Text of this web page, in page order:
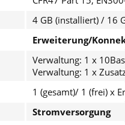
4 GB (installiert) / 16
Erweiterung/
Verwaltung: 1 x
Verwaltung: 1 x
1 (gesamt)/ 1 (frei) x
Stromversorgung